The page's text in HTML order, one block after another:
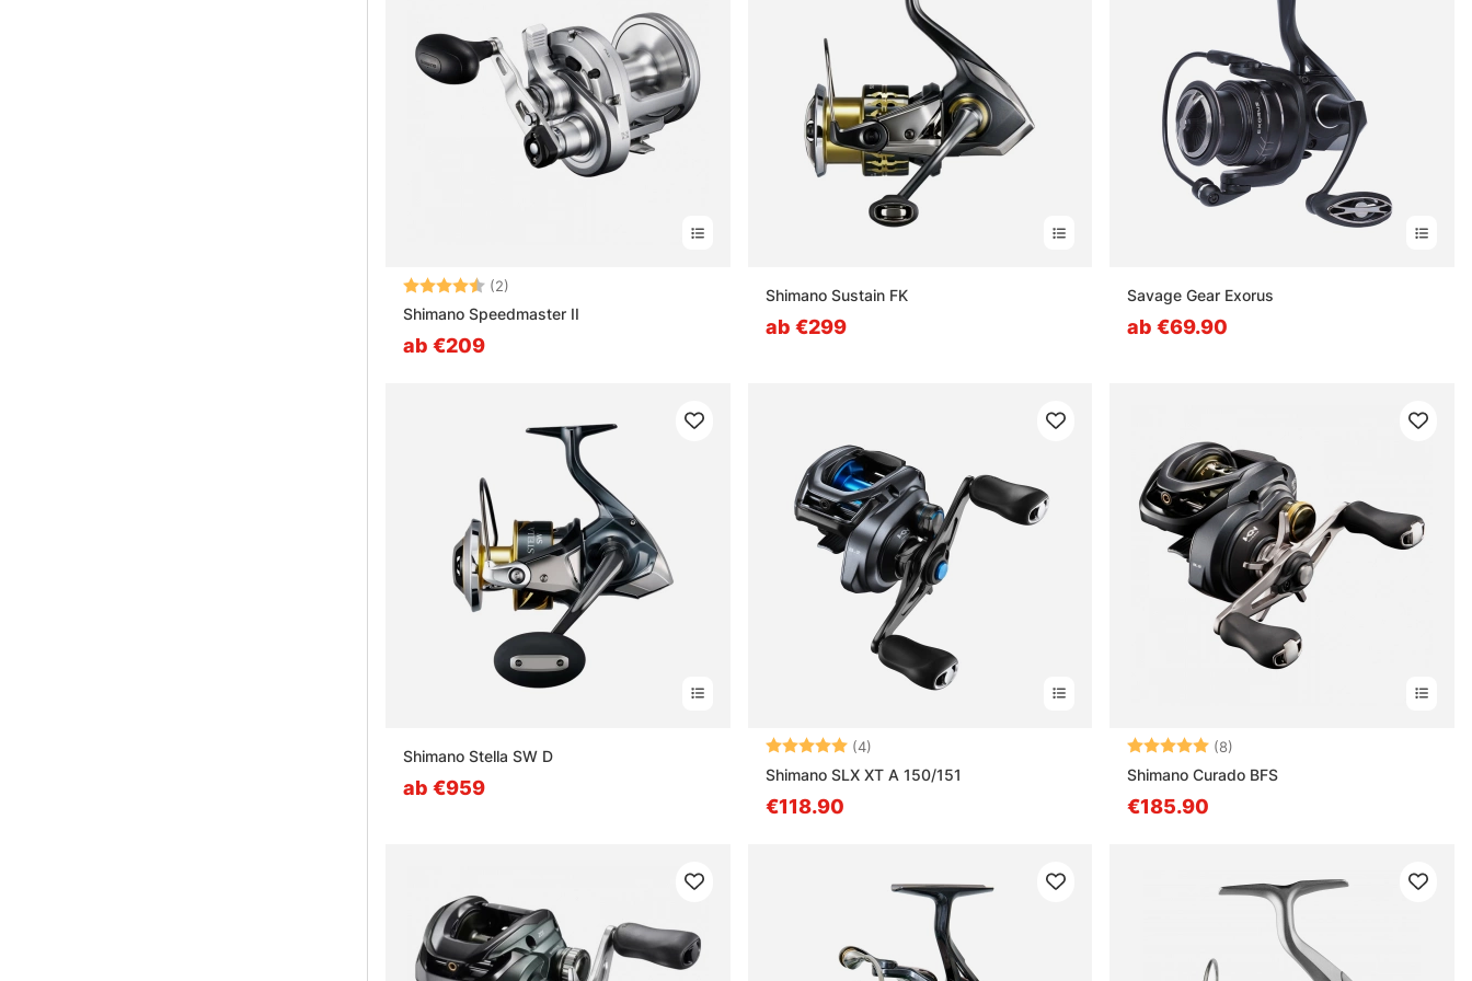
Bewertung: (2)
Shimano Speedmaster II
ab €209
Shimano Sustain FK
ab €299
Savage Gear Exorus
ab €69.90
Shimano Stella SW D
ab €959
Bewertung:(4)
Shimano SLX XT A 150/151
€118.90
Bewertung: (8)
Shimano Curado BFS
€185.90